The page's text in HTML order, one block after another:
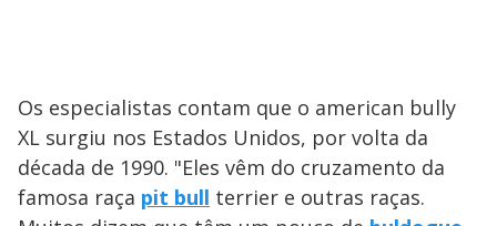
Os especialistas contam que o american bully
XL surgiu nos Estados Unidos, por volta da
década de 1990. "Eles vêm do cruzamento da
famosa raça pit bull terrier e outras raças.